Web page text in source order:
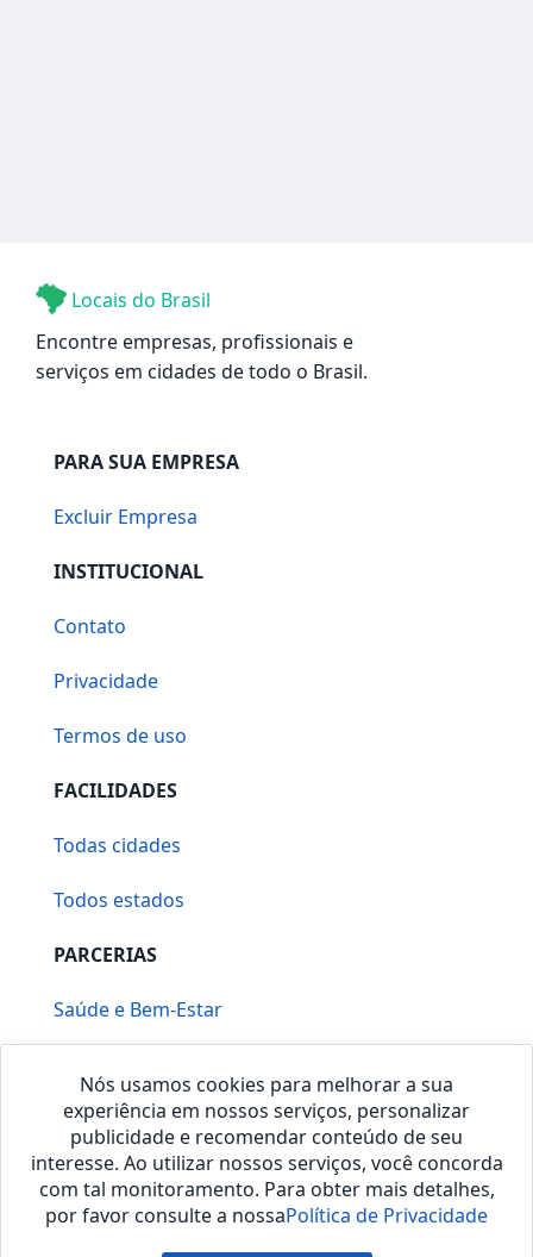
Locais do Brasil
Encontre empresas, profissionais e
serviços em cidades de todo o Brasil.
PARA SUA EMPRESA
Excluir Empresa
INSTITUCIONAL
Contato
Privacidade
Termos de uso
FACILIDADES
Todas cidades
Todos estados
PARCERIAS
Saúde e Bem-Estar
Nós usamos cookies para melhorar a sua
experiência em nossos serviços, personalizar
publicidade e recomendar conteúdo de seu
interesse. Ao utilizar nossos serviços, você concorda
com tal monitoramento. Para obter mais detalhes,
por favor consulte a nossaPolítica de Privacidade